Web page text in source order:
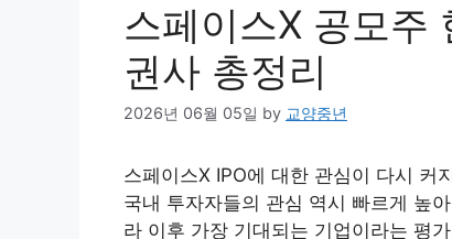
스페이스X 공모주
권사 총정리
2026년 06월 05일 by 교양중년
스페이스X IPO에 대한 관심이 다시 커
국내 투자자들의 관심 역시 빠르게 높
라 이후 가장 기대되는 기업이라는 평